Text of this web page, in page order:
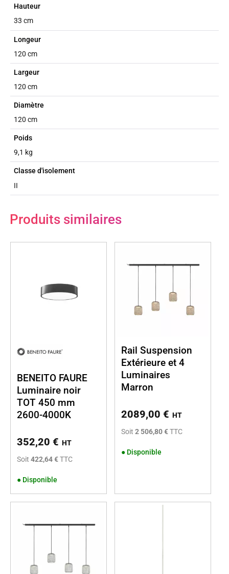
Hauteur
33 cm
Longeur
120 cm
Largeur
120 cm
Diamètre
120 cm
Poids
9,1 kg
Classe d'isolement
II
Produits similaires
BENEITO FAURE
Luminaire noir
TOT 450 mm
2600-4000K
352,20 € HT
Soit 422,64 €TTC
● Disponible
Rail Suspension
Extérieure et 4
Luminaires
Marron
2089,00 € HT
Soit 2 506,80 €TTC
● Disponible